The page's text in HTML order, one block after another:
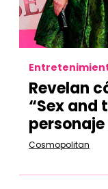
Revelan
“Sex and
Cosmopolitan